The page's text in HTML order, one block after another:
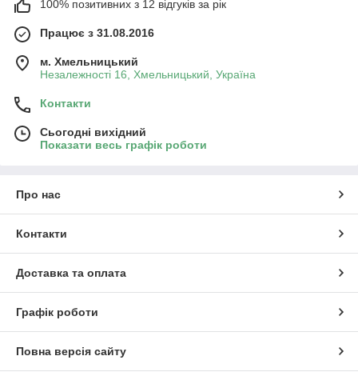
100% позитивних з 12 відгуків за рік
Працює з 31.08.2016
м. Хмельницький
Незалежності 16, Хмельницький, Україна
Контакти
Сьогодні вихідний
Показати весь графік роботи
Про нас
Контакти
Доставка та оплата
Графік роботи
Повна версія сайту